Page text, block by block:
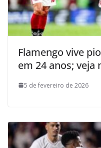
Flamengo vive
em 24 anos; veja
5 de fevereiro de 2026